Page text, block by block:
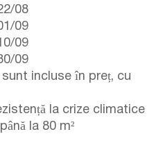
08
09
09
09
sunt incluse în preț, cu
la crize climatice
la 80 m²